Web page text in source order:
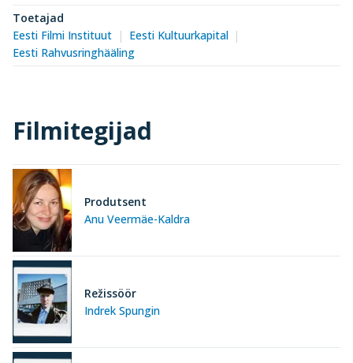
Toetajad
Eesti Filmi Instituut
Eesti Kultuurkapital
Eesti Rahvusringhääling
Filmitegijad
Anu Veermäe-Kaldra
Produtsent
Indrek Spungin
Režissöör